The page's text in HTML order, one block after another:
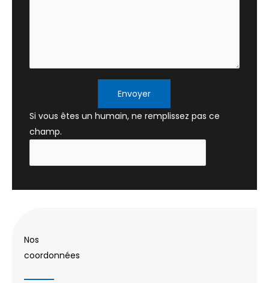
Envoyer
Si vous êtes un humain, ne remplissez pas ce
champ.
Nos
coordonnées